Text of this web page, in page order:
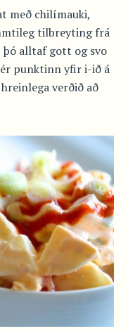
með chilímauki,
tilbreyting frá
þó alltaf gott og svo
punktinn yfir i-ið á
verðið að